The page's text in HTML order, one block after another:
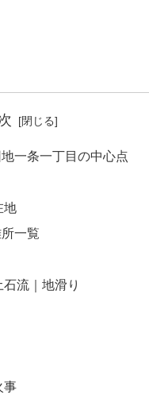
一条一丁目の中心点
地
一覧
流｜地滑り
事